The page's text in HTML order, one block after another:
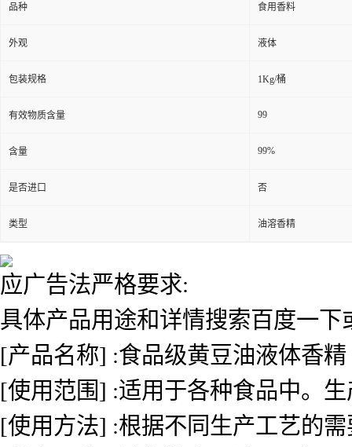
品种 食用香料
外观 液体
包装规格 1Kg/桶
有效物质含量 99
含量 99%
是否进口 否
类型 油溶香精
应广告法严格要求:
具体产品用途和详情搜索百度一
[产品名称] :食品级黄豆油液体香精
[使用范围] :适用于各种食品中。
[使用方法] :根据不同生产工艺的